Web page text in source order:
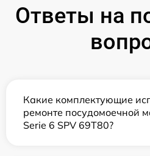
Ответы на
Какие комплектующие
ремонте посудомоечной
Serie 6 SPV 69T80?